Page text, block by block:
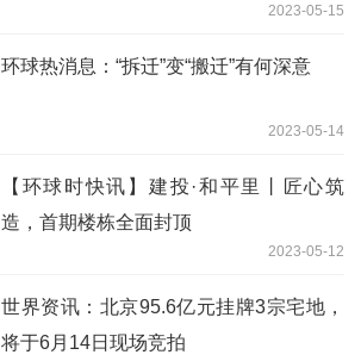
2023-05-15
环球热消息：“拆迁”变“搬迁”有何深意
2023-05-14
【环球时快讯】建投·和平里丨匠心筑
造，首期楼栋全面封顶
2023-05-12
世界资讯：北京95.6亿元挂牌3宗宅地，
将于6月14日现场竞拍